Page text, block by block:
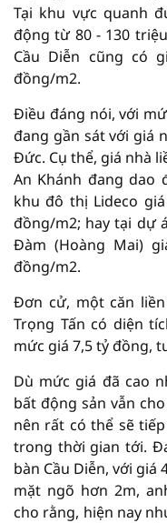
Tại khu vực quanh
động từ 80 - 130
Cầu Diễn cũng có
đồng/m2.
Điều đáng nói, với
đang gần sát với giá
Đức. Cụ thể, giá nhà
An Khánh đang dao
khu đô thị Lideco
đồng/m2; hay tại dự
Đàm (Hoàng Mai)
đồng/m2.
Đơn cử, một căn
Trọng Tấn có diện
mức giá 7,5 tỷ đồng,
Dù mức giá đã cao
bất động sản vẫn
nên rất có thể sẽ
trong thời gian tới.
bàn Cầu Diễn, với giá
mặt ngõ hơn 2m,
cho rằng, hiện nay